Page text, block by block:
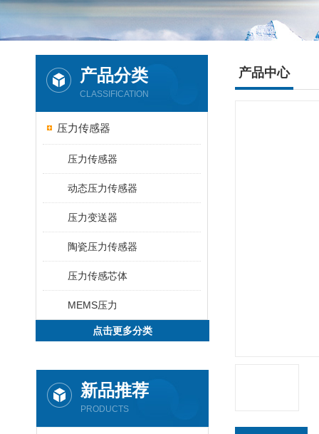
产品分类
CLASSIFICATION
压力传感器
压力传感器
动态压力传感器
压力变送器
陶瓷压力传感器
压力传感芯体
MEMS压力
点击更多分类
新品推荐
PRODUCTS
产品中心